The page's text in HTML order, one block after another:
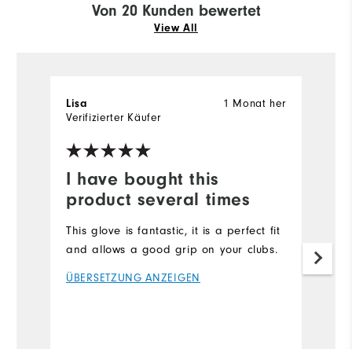
Von 20 Kunden bewertet
View All
I have bought this
product several times
1 Monat her
Lisa
Verifizierter Käufer
This glove is fantastic, it is a perfect fit
and allows a good grip on your clubs.
ÜBERSETZUNG ANZEIGEN